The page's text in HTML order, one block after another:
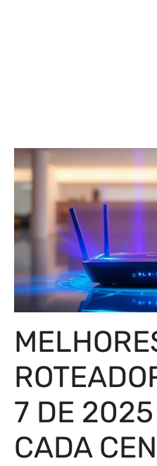
7 DE
CADA